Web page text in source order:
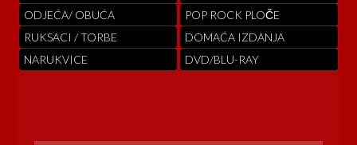
ODJEĆA/ OBUĆA
RUKSACI / TORBE
NARUKVICE
POP ROCK PLOČE
DOMAĆA IZDANJA
DVD/BLU-RAY